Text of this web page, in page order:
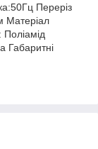
Переріз
Матеріал
Габаритні